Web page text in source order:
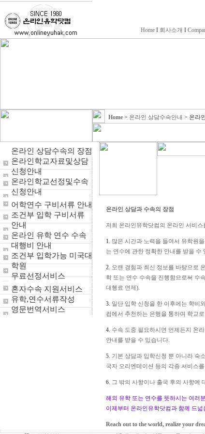
Home I 회사소개 I
온라인 상담수속의 장점
온라인학교자료및상담
신청안내
온라인학교선정및수속
신청안내
어학연수 구비서류 안내
조건부 입학 구비서류
안내
온라인 유학 연수 수속
대행비 안내
조건부 입학가능 미국대
학원
무료선정서비스
혼자수속 지원서비스
유학,연수서류작성
영문번역서비스
Home > 온라인 상담수속안내 > 온라
온라인 상담과 수속의 장점
저희 온라인유학닷컴의 온라인 서비
1. 많은 시간과 노력을 들여서 유학원
는 연수에 관한 정확한 안내를 받을 수
2. 오랜 경험과 최신 정보를 바탕으로
학 또는 연수 수속을 진행함으로써 수
대행료 면제).
3. 일단 입학 신청을 한 이후에는 학비
컴에서 추천하는 은행을 통하여 학교
4. 수속 도중 필요하시면 언제든지 온
안내를 받을 수 있습니다.
5. 기본 상담과 입학신청 뿐 아니라 숙
국자 오리엔테이션 등의 각종 서비스
6. 그 밖의 사항이나 출국 후의 사항에
해외 유학 또는 연수를 뜻하시는 여러
이제부터 온라인유학닷컴과 함께 드
Reach out to the world, realize your